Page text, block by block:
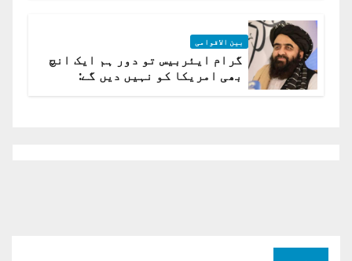
بین الاقوامی
گرام ایئربیس تو دور ہم ایک انچ
بھی امریکا کو نہیں دیں گے: